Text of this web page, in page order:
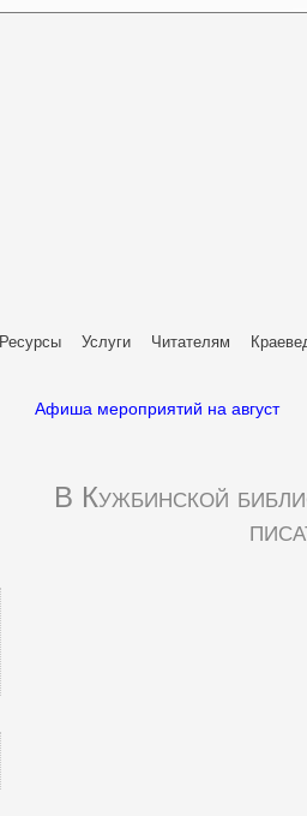
Ресурсы Услуги Читателям
Афиша мероприятий на август
В Кужбинской